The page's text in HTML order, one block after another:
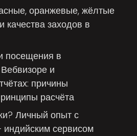
оранжевые, жёлтые
качества заходов в
посещения в
и
причины
расчёта
Личный опыт с
сервисом